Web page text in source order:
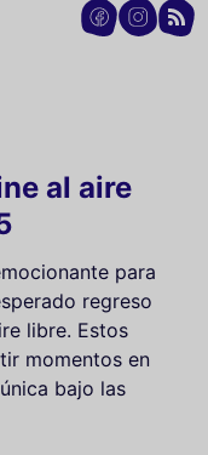
al aire
para
regreso
libre. Estos
momentos en
bajo las